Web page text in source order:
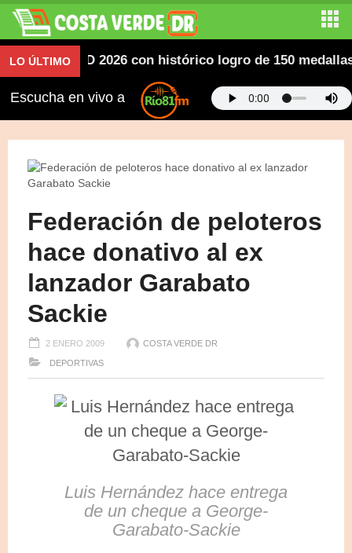
LO ÚLTIMOSD 2026 con histórico logro de 150 medallas;
Escucha en vivo a
Federación de peloteros
hace donativo al ex
lanzador Garabato
Sackie
2 ENERO 2009 COSTA VERDE DR
DEPORTIVAS
Luis Hernández hace entrega
de un cheque a George-
Garabato-Sackie